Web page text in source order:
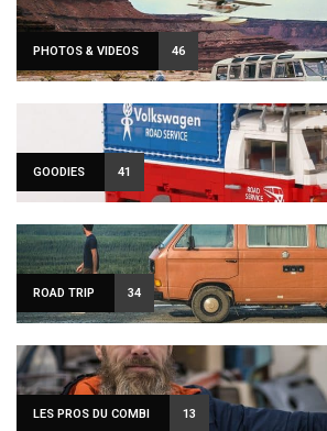
PHOTOS & VIDEOS 46
GOODIES 41
ROAD TRIP 34
LES PROS DU COMBI 13